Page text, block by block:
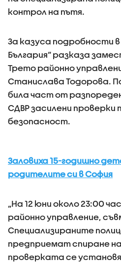
контрол на пътя.
За казуса подробности
България“ разказа
Трето районно
Станислава Тодорова.
била част от
СДВР засилени проверки
безопасност.
Заловиха 15-годишно
родителите си в София
„На 12 юни около 23:00
районно управление,
Специализираните
предприемат спиране
проверката се